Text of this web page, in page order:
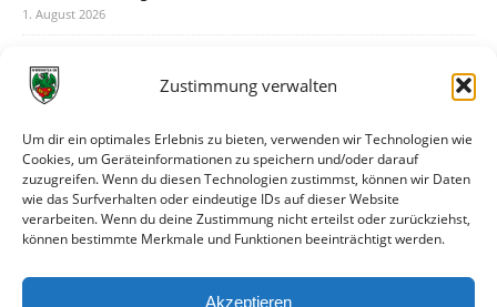
Zustimmung verwalten
Um dir ein optimales Erlebnis zu bieten, verwenden wir Technologien wie
Cookies, um Geräteinformationen zu speichern und/oder darauf
zuzugreifen. Wenn du diesen Technologien zustimmst, können wir Daten
wie das Surfverhalten oder eindeutige IDs auf dieser Website
verarbeiten. Wenn du deine Zustimmung nicht erteilst oder zurückziehst,
können bestimmte Merkmale und Funktionen beeinträchtigt werden.
Akzeptieren
1. August 2026
31. Juli 2026
30. Juli 2026
Deine Spielminute: 89+1
28. Juli 2026
Neuer Rückensponsor
Neue Podcast-Folge: So tickt Björn!